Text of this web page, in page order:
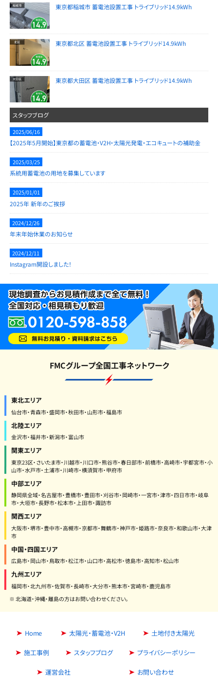
東京都稲城市 蓄電池設置工事 トライブリッド14.9kWh
東京都北区 蓄電池設置工事 トライブリッド14.9kWh
東京都大田区 蓄電池設置工事 トライブリッド14.9kWh
スタッフブログ
2025/06/16
【2025年5月開始】東京都の蓄電池・V2H・太陽光発電・エコキュートの補助金
2025/03/25
系統用蓄電池の用地を募集しています
2025/01/01
2025年 新年のご挨拶
2024/12/26
年末年始休業のお知らせ
2024/12/11
Instagram開設しました！
FMCグループ全国工事ネットワーク
東北エリア
仙台市・青森市・盛岡市・秋田市・山形市・福島市
北陸エリア
金沢市・福井市・新潟市・富山市
関東エリア
東京23区・さいたま市・川越市・川口市・熊谷市・春日部市・前橋市・高崎市・宇都宮市・小
山市・水戸市・土浦市・川崎市・横須賀市・甲府市
中部エリア
静岡県全域・名古屋市・豊橋市・豊田市・刈谷市・岡崎市・一宮市・津市・四日市市・岐阜
市・大垣市・長野市・松本市・上田市・諏訪市
関西エリア
大阪市・堺市・豊中市・高槻市・京都市・舞鶴市・神戸市・姫路市・奈良市・和歌山市・大津
市
中国・四国エリア
広島市・岡山市・鳥取市・松江市・山口市・高松市・徳島市・高知市・松山市
九州エリア
福岡市・北九州市・佐賀市・長崎市・大分市・熊本市・宮崎市・鹿児島市
※ 北海道・沖縄・離島の方はお問い合わせください。
Home 太陽光・蓄電池・V2H 土地付き太陽光
施工事例 スタッフブログ プライバシーポリシー
運営会社 お問い合わせ